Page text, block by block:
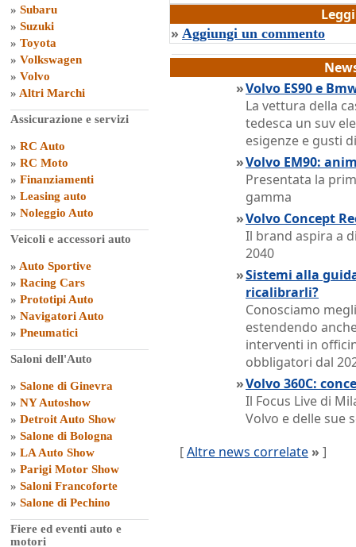
» Subaru
» Suzuki
» Toyota
» Volkswagen
» Volvo
» Altri Marchi
Assicurazione e servizi
» RC Auto
» RC Moto
» Finanziamenti
» Leasing auto
» Noleggio Auto
Veicoli e accessori auto
» Auto Sportive
» Racing Cars
» Prototipi Auto
» Navigatori Auto
» Pneumatici
Saloni dell'Auto
» Salone di Ginevra
» NY Autoshow
» Detroit Auto Show
» Salone di Bologna
» LA Auto Show
» Parigi Motor Show
» Saloni Francoforte
» Salone di Pechino
Fiere ed eventi auto e
motori
» Aggiungi un commento
»Volvo ES90 e
La vettura della
tedesca un suv
esigenze e gusti
»Volvo EM90:
Presentata la
gamma
»Volvo Concept
Il brand aspira a
2040
»Sistemi alla
ricalibrarli?
Conosciamo
estendendo
interventi in
obbligatori dal
»Volvo 360C:
Il Focus Live di
Volvo e delle sue
[Altre news correlate » ]